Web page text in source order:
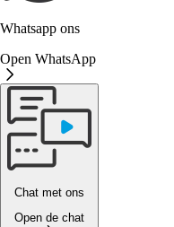
Whatsapp ons
Open WhatsApp
Chat met ons
Open de chat